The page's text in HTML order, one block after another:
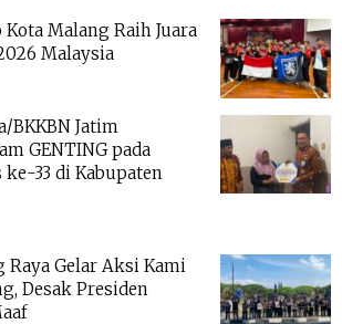
Malang Raih Juara
Malaysia
BKKBN Jatim
GENTING pada
33 di Kabupaten
Raya Gelar Aksi Kami
Desak Presiden